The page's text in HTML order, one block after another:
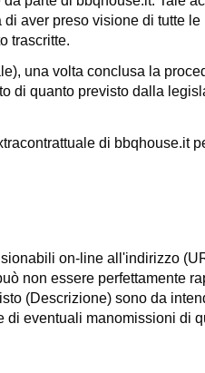
aver preso visione di tutte
trascritte.
una volta conclusa la
di quanto previsto dalla
di bbqhouse.it
on-line all'indirizzo
non essere perfettamente
(Descrizione) sono da
eventuali manomissioni di